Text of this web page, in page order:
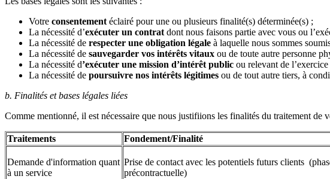
Votre consentement éclairé pour une ou plusieurs finalité(s) déterminée(s) ;
La nécessité d’exécuter un contrat dont nous faisons partie avec vous ou
La nécessité de respecter une obligation légale à laquelle nous sommes
La nécessité de sauvegarder vos intérêts vitaux ou de toute autre personne
La nécessité d’exécuter une mission d’intérêt public ou relevant de
La nécessité de poursuivre nos intérêts légitimes ou de tout autre tiers, à
b. Finalités et bases légales liées
Comme mentionné, il est nécessaire que nous justifiions les finalités du traitement de
Traitements Fondement/Finalité
Demande d'information quant
à un service
Prise de contact avec les potentiels futurs clients
précontractuelle)